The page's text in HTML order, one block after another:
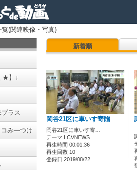
(関連映像・写真)
★】↓
ラス
コみ―つけ
新着順
岡谷21区に車いす寄贈
岡谷21区に車いす寄…
テーマ LCVNEWS
再生時間 00:01:36
再生回数 10
登録日 2019/08/22